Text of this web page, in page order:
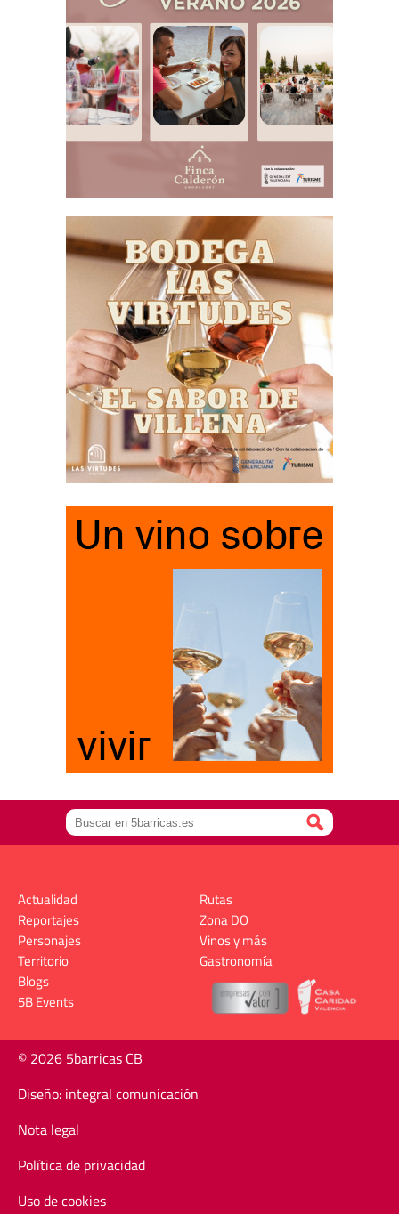
Actualidad
Reportajes
Personajes
Territorio
Rutas
Zona DO
Vinos y más
Gastronomía
Blogs
5B Events
© 2026 5barricas CB
Diseño: integral comunicación
Nota legal
Política de privacidad
Uso de cookies